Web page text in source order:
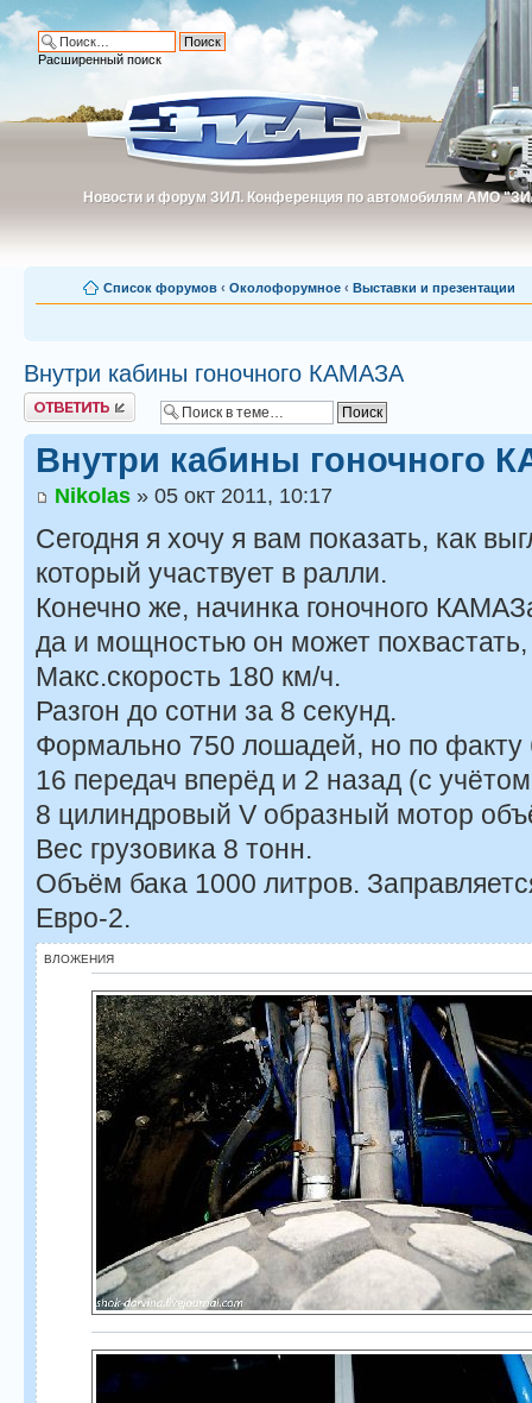
Новости и форум ЗИЛ. Конференция по автомобилям АМО
Новости и форум ЗИЛ. Конференция по автомобилям АМО
Расширенный поиск
Список форумов ‹ Околофорумное ‹ Выставки и презентации
Внутри кабины гоночного КАМАЗА
Ответить
Внутри кабины гоночного
Nikolas » 05 окт 2011, 10:17
Сегодня я хочу я вам показать, как
который участвует в ралли.
Конечно же, начинка гоночного
да и мощностью он может
Макс.скорость 180 км/ч.
Разгон до сотни за 8 секунд.
Формально 750 лошадей, но по факту
16 передач вперёд и 2 назад (с
8 цилиндровый V образный мотор
Вес грузовика 8 тонн.
Объём бака 1000 литров.
Евро-2.
ВЛОЖЕНИЯ